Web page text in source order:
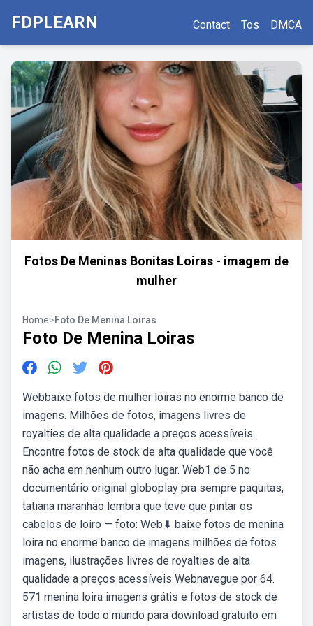
FDPLEARN Contact Tos DMCA
Fotos De Meninas Bonitas Loiras - imagem de
mulher
Home>Foto De Menina Loiras
Foto De Menina Loiras
Webbaixe fotos de mulher loiras no enorme banco de
imagens. Milhões de fotos, imagens livres de
royalties de alta qualidade a preços acessíveis.
Encontre fotos de stock de alta qualidade que você
não acha em nenhum outro lugar. Web1 de 5 no
documentário original globoplay pra sempre paquitas,
tatiana maranhão lembra que teve que pintar os
cabelos de loiro — foto: Web⬇ baixe fotos de menina
loira no enorme banco de imagens milhões de fotos
imagens, ilustrações livres de royalties de alta
qualidade a preços acessíveis Webnavegue por 64.
571 menina loira imagens grátis e fotos de stock de
artistas de todo o mundo para download gratuito em